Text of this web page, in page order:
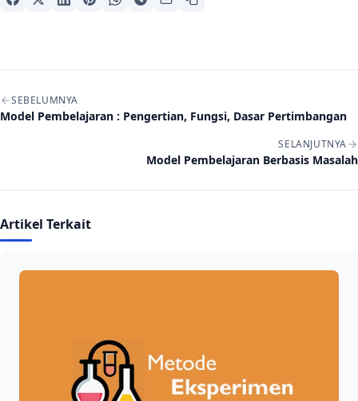
Navigasi artikel
SEBELUMNYA
Model Pembelajaran : Pengertian, Fungsi, Dasar Pertimbangan
SELANJUTNYA
Model Pembelajaran Berbasis Masalah
Artikel Terkait